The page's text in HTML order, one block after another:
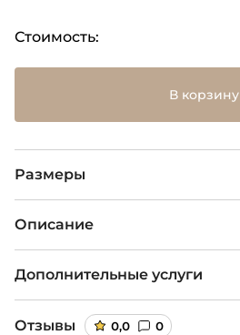
Стоимость:
В корзину
Размеры
Описание
Дополнительные услуги
Отзывы 0,0 0